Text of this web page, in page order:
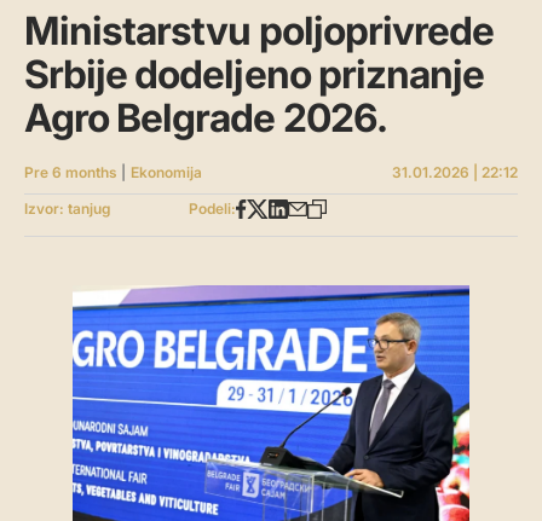
Ministarstvu poljoprivrede
Srbije dodeljeno priznanje
Agro Belgrade 2026.
Pre 6 months Ekonomija
31.01.2026 | 22:12
Izvor: tanjug
Podeli: